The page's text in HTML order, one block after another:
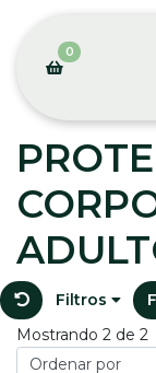
0
Filtros
Mostrando 2 de 2